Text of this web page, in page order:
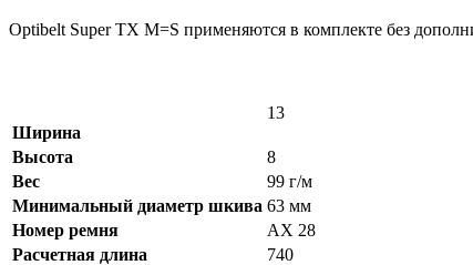
Optibelt Super TX M=S применяются в комплекте без
Ширина
13
Высота
8
Вес
99 г/м
Минимальный диаметр шкива 63 мм
Номер ремня
AX 28
Расчетная длина
740